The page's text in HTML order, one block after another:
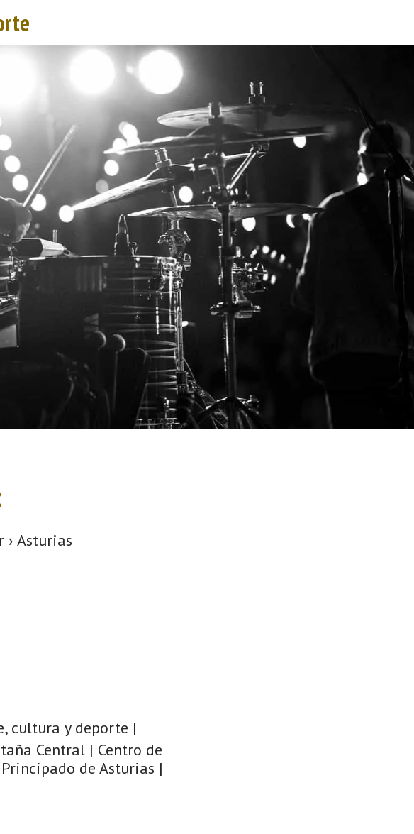
› Asturias
cultura y deporte |
Central | Centro de
de Asturias |